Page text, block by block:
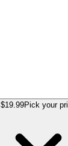
$19.99Pick your